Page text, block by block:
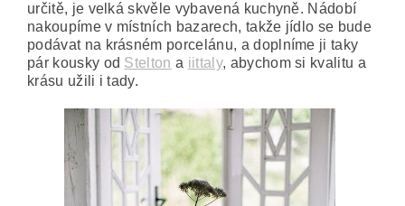
určitě, je velká skvěle vybavená kuchyně. Nádobí
nakoupíme v místních bazarech, takže jídlo se bude
podávat na krásném porcelánu, a doplníme ji taky
pár kousky od Stelton a iittaly, abychom si kvalitu a
krásu užili i tady.